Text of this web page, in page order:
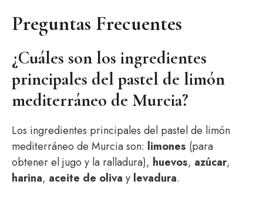
Preguntas Frecuentes
¿Cuáles son los ingredientes
principales del pastel de limón
mediterráneo de Murcia?
Los ingredientes principales del pastel de limón
mediterráneo de Murcia son: limones (para
obtener el jugo y la ralladura), huevos, azúcar,
harina, aceite de oliva y levadura.